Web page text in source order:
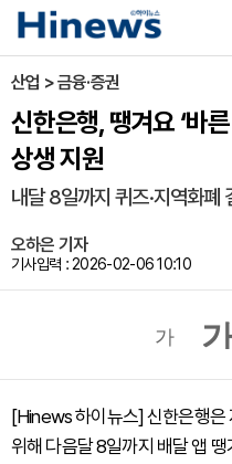
산업 > 금융·증권
신한은행, 땡겨요 ‘바
상생 지원
내달 8일까지 퀴즈·지역화폐
오하은 기자
기사입력 : 2026-02-06 10:10
가
[Hinews 하이뉴스] 신한은행은
위해 다음달 8일까지 배달 앱